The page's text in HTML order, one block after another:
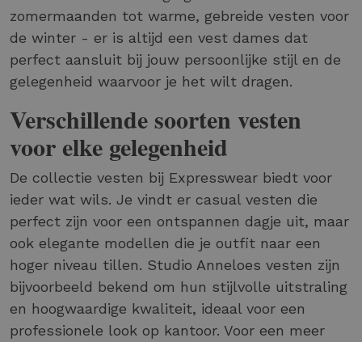
zomermaanden tot warme, gebreide vesten voor
de winter - er is altijd een vest dames dat
perfect aansluit bij jouw persoonlijke stijl en de
gelegenheid waarvoor je het wilt dragen.
Verschillende soorten vesten
voor elke gelegenheid
De collectie vesten bij Expresswear biedt voor
ieder wat wils. Je vindt er casual vesten die
perfect zijn voor een ontspannen dagje uit, maar
ook elegante modellen die je outfit naar een
hoger niveau tillen. Studio Anneloes vesten zijn
bijvoorbeeld bekend om hun stijlvolle uitstraling
en hoogwaardige kwaliteit, ideaal voor een
professionele look op kantoor. Voor een meer